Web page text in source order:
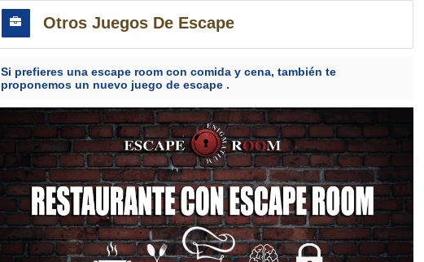
Otros Juegos De Escape
Si prefieres una escape room con comida y cena, también te
proponemos un nuevo juego de escape .